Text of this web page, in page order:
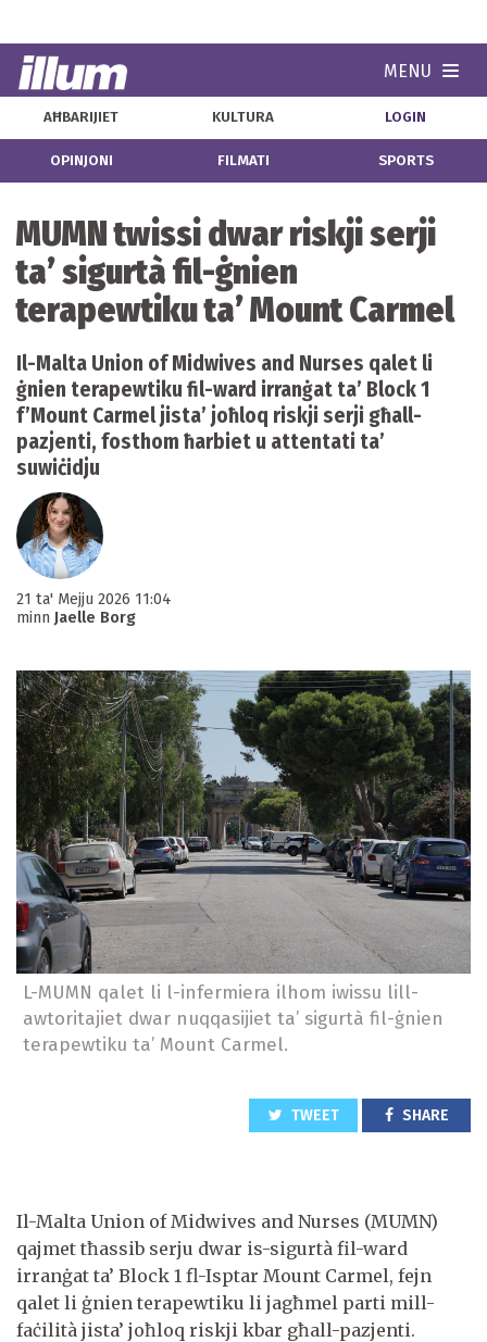
MENU
AĦBARIJIET KULTURA LOGIN
OPINJONI FILMATI SPORTS
MUMN twissi dwar riskji serji
ta’ sigurtà fil-ġnien
terapewtiku ta’ Mount Carmel
Il-Malta Union of Midwives and Nurses qalet li
ġnien terapewtiku fil-ward irranġat ta’ Block 1
f’Mount Carmel jista’ joħloq riskji serji għall-
pazjenti, fosthom ħarbiet u attentati ta’
suwiċidju
21 ta' Mejju 2026 11:04
minn Jaelle Borg
L-MUMN qalet li l-infermiera ilhom iwissu lill-
awtoritajiet dwar nuqqasijiet ta’ sigurtà fil-ġnien
terapewtiku ta’ Mount Carmel.
TWEET SHARE
Il-Malta Union of Midwives and Nurses (MUMN)
qajmet tħassib serju dwar is-sigurtà fil-ward
irranġat ta’ Block 1 fl-Isptar Mount Carmel, fejn
qalet li ġnien terapewtiku li jagħmel parti mill-
faċilità jista’ joħloq riskji kbar għall-pazjenti.